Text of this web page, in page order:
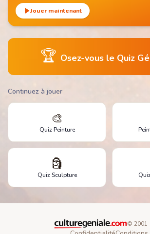
Jouer maintenant
🏆 Osez-vous le Quiz
Continuez à jouer
🎨
Quiz Peinture
🗿
Quiz Sculpture
© 2001–